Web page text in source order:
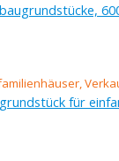
für